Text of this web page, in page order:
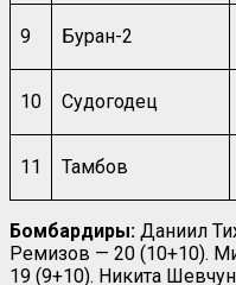
9 Буран-2
10 Судогодец
11 Тамбов
Бомбардиры: Даниил
Ремизов — 20 (10+10).
19 (9+10). Никита